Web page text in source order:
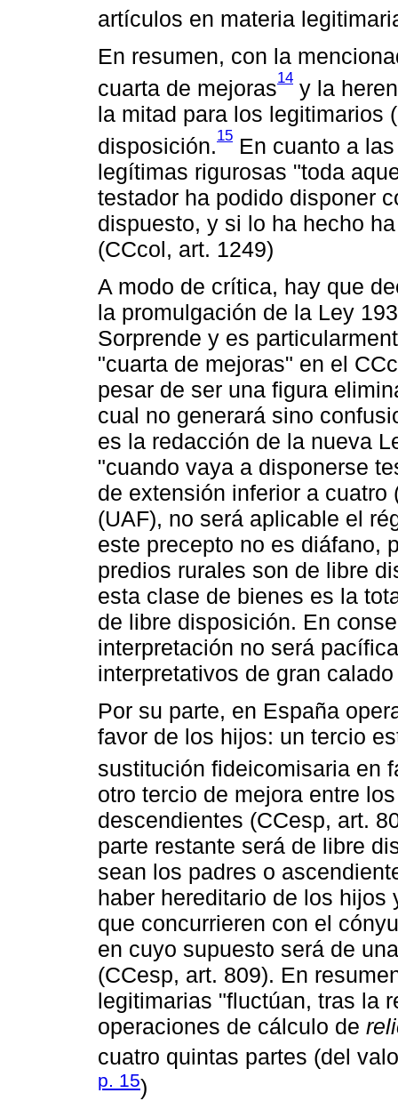
artículos en materia
En resumen, con la
cuarta de mejoras14 y la
la mitad para los legitimarios
disposición.15 En cuanto a
legítimas rigurosas "toda
testador ha podido disponer
dispuesto, y si lo ha hecho
(CCcol, art. 1249)
A modo de crítica, hay que
la promulgación de la Ley
Sorprende y es
"cuarta de mejoras" en el
pesar de ser una figura
cual no generará sino
es la redacción de la nueva
"cuando vaya a disponerse
de extensión inferior a
(UAF), no será aplicable el
este precepto no es diáfano,
predios rurales son de libre
esta clase de bienes es la
de libre disposición. En
interpretación no será
interpretativos de gran
Por su parte, en España
favor de los hijos: un tercio
sustitución fideicomisaria en
otro tercio de mejora entre
descendientes (CCesp, art.
parte restante será de libre
sean los padres o
haber hereditario de los
que concurrieren con el
en cuyo supuesto será de
(CCesp, art. 809). En
legitimarias "fluctúan, tras la
operaciones de cálculo de
cuatro quintas partes (del
p. 15)